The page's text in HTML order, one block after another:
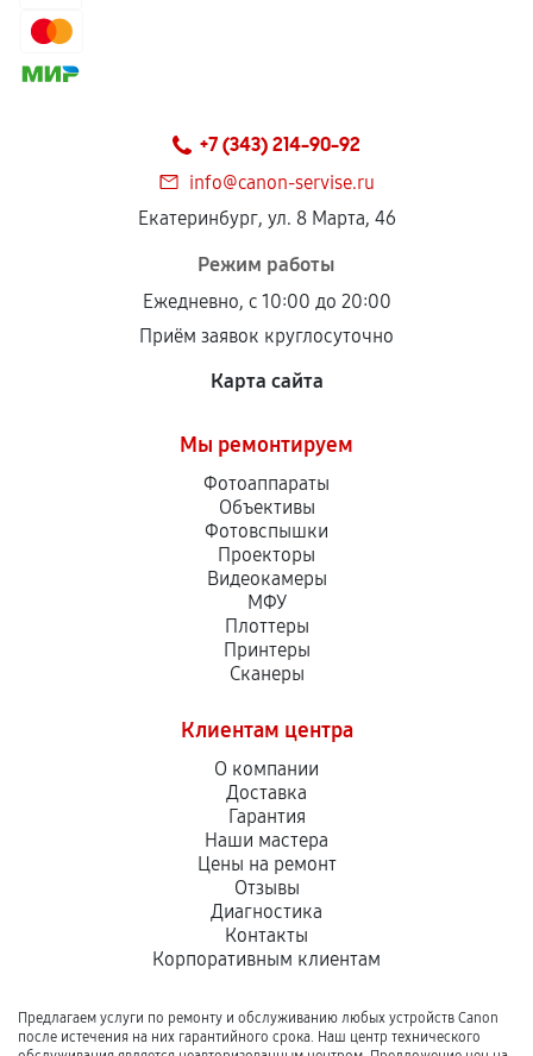
+7 (343) 214-90-92
info@canon-servise.ru
Екатеринбург, ул. 8 Марта, 46
Режим работы
Ежедневно, с 10:00 до 20:00
Приём заявок круглосуточно
Карта сайта
Мы ремонтируем
Фотоаппараты
Объективы
Фотовспышки
Проекторы
Видеокамеры
МФУ
Плоттеры
Принтеры
Сканеры
Клиентам центра
О компании
Доставка
Гарантия
Наши мастера
Цены на ремонт
Отзывы
Диагностика
Контакты
Корпоративным клиентам
Предлагаем услуги по ремонту и обслуживанию любых устройств Canon
после истечения на них гарантийного срока. Наш центр технического